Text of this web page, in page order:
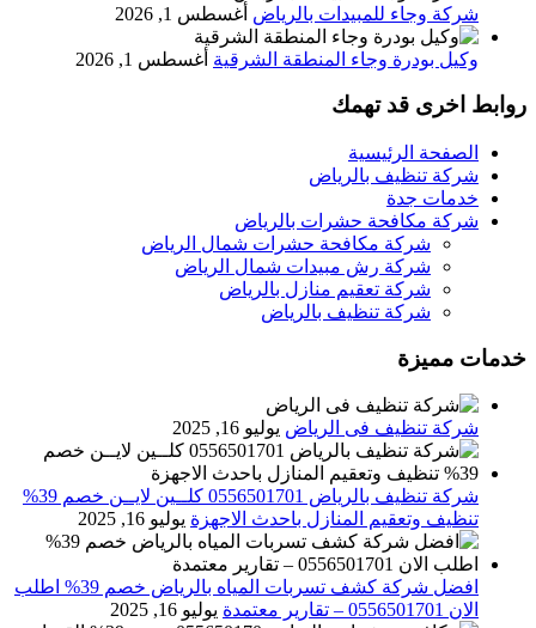
شركة وجاء للمبيدات بالرياض أغسطس 1, 2026
وكيل بودرة وجاء المنطقة الشرقية أغسطس 1, 2026
روابط اخرى قد تهمك
الصفحة الرئيسية
شركة تنظيف بالرياض
خدمات جدة
شركة مكافحة حشرات بالرياض
شركة مكافحة حشرات شمال الرياض
شركة رش مبيدات شمال الرياض
شركة تعقيم منازل بالرياض
شركة تنظيف بالرياض
خدمات مميزة
شركة تنظيف فى الرياض يوليو 16, 2025
شركة تنظيف بالرياض 0556501701 كلــين لايــن خصم 39%
تنظيف وتعقيم المنازل باحدث الاجهزة يوليو 16, 2025
افضل شركة كشف تسربات المياه بالرياض خصم 39% اطلب
الان 0556501701‬‏ – تقارير معتمدة
يوليو 16, 2025